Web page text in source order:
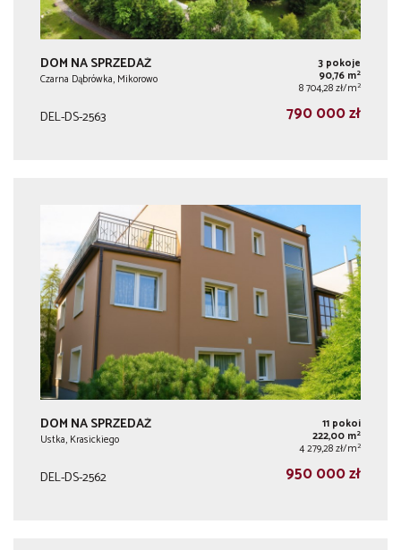
DOM NA SPRZEDAŻ
Czarna Dąbrówka, Mikorowo
3 pokoje
90,76 m2
8 704,28 zł/m2
DEL-DS-2563 790 000 zł
DOM NA SPRZEDAŻ
Ustka, Krasickiego
11 pokoi
222,00 m2
4 279,28 zł/m2
DEL-DS-2562 950 000 zł